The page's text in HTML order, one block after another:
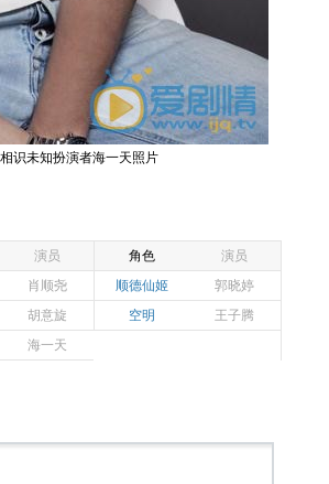
识未知扮演者海一天照片
演员 角色
演员
肖顺尧 顺德仙姬
郭晓婷
胡意旋 空明
王子腾
海一天